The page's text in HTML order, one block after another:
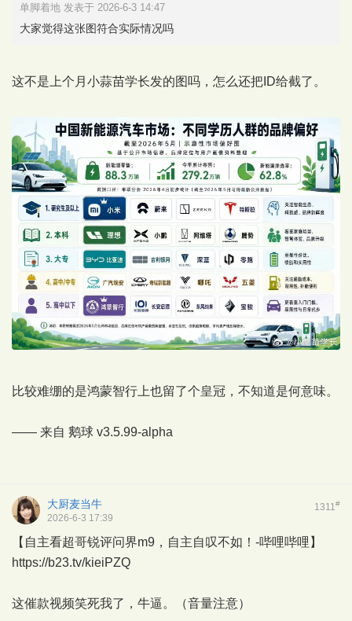
单脚着地 发表于 2026-6-3 14:47
大家觉得这张图符合实际情况吗
这不是上个月小蒜苗学长发的图吗，怎么还把ID给截了。
比较难绷的是鸿蒙智行上也留了个皇冠，不知道是何意味。
—— 来自 鹅球 v3.5.99-alpha
1311 #
大厨麦当牛
2026-6-3 17:39
【自主看超哥锐评问界m9，自主自叹不如！-哔哩哔哩】
https://b23.tv/kieiPZQ
这催款视频笑死我了，牛逼。（音量注意）